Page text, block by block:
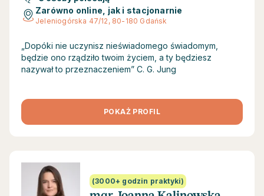
Zarówno online, jak i stacjonarnie
Jeleniogórska 47/12, 80-180 Gdańsk
„Dopóki nie uczynisz nieświadomego świadomym,
będzie ono rządziło twoim życiem, a ty będziesz
nazywał to przeznaczeniem” C. G. Jung
POKAŻ PROFIL
(3000+ godzin praktyki)